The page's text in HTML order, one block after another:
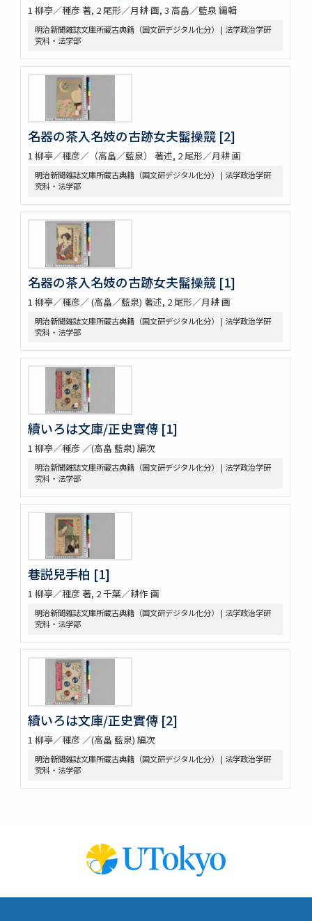
1 柳亭／種彦 著, 2 尾形／月耕 画, 3 高畠／藍泉 編輯
明治新聞雑誌文庫所蔵古典籍（国文研デジタル化分） | 法学政治学研
究科・法学部
名器の茶入名妓の古跡女夫髷操競 [2]
1 柳亭／種彦／（高畠／藍泉） 著述, 2 尾形／月耕 画
明治新聞雑誌文庫所蔵古典籍（国文研デジタル化分） | 法学政治学研
究科・法学部
名器の茶入名妓の古跡女夫髷操競 [1]
1 柳亭／種彦／ (高畠／藍泉) 著述, 2 尾形／月耕 画
明治新聞雑誌文庫所蔵古典籍（国文研デジタル化分） | 法学政治学研
究科・法学部
續いろは文庫/正史實傳 [1]
1 柳亭／種彦 ／(高畠 藍泉) 編次
明治新聞雑誌文庫所蔵古典籍（国文研デジタル化分） | 法学政治学研
究科・法学部
巷説兒手柏 [1]
1 柳亭／種彦 著, 2 千葉／耕作 画
明治新聞雑誌文庫所蔵古典籍（国文研デジタル化分） | 法学政治学研
究科・法学部
續いろは文庫/正史實傳 [2]
1 柳亭／種彦 ／(高畠 藍泉) 編次
明治新聞雑誌文庫所蔵古典籍（国文研デジタル化分） | 法学政治学研
究科・法学部